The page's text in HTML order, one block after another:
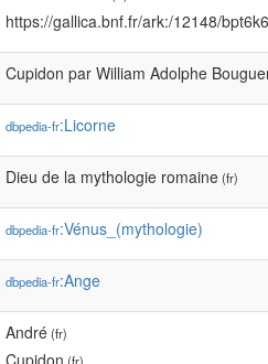
https://gallica.bnf.fr/ark:/12148/
Cupidon par William Adolphe
dbpedia-fr:Licorne
Dieu de la mythologie romaine(fr)
dbpedia-fr:Vénus_(mythologie)
dbpedia-fr:Ange
André(fr)
Cupidon